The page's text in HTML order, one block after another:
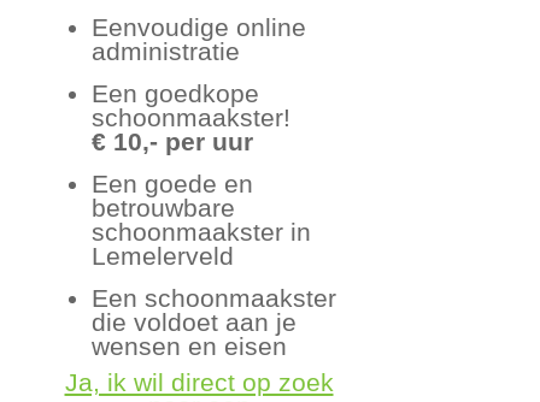
Eenvoudige online
administratie
Een goedkope
schoonmaakster!
€ 10,- per uur
Een goede en
betrouwbare
schoonmaakster in
Lemelerveld
Een schoonmaakster
die voldoet aan je
wensen en eisen
Ja, ik wil direct op zoek